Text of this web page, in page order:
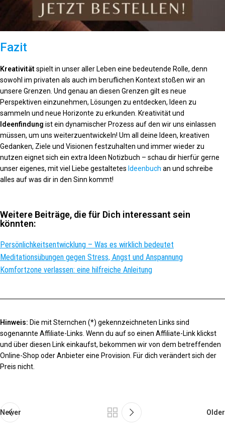
Fazit
Kreativitätspielt in unser aller Leben eine bedeutende Rolle, denn
sowohl im privaten als auch im beruflichen Kontext stoßen wir an
unsere Grenzen. Und genau an diesen Grenzen gilt es neue
Perspektiven einzunehmen, Lösungen zu entdecken, Ideen zu
sammeln und neue Horizonte zu erkunden. Kreativität und
Ideenfindung ist ein dynamischer Prozess auf den wir uns einlassen
müssen, um uns weiterzuentwickeln! Um all deine Ideen, kreativen
Gedanken, Ziele und Visionen festzuhalten und immer wieder zu
nutzen eignet sich ein extra Ideen Notizbuch – schau dir hierfür gerne
unser eigenes, mit viel Liebe gestaltetes Ideenbuch an und schreibe
alles auf was dir in den Sinn kommt!
Weitere Beiträge, die für Dich interessant sein
könnten:
Persönlichkeitsentwicklung – Was es wirklich bedeutet
Meditationsübungen gegen Stress, Angst und Anspannung
Komfortzone verlassen: eine hilfreiche Anleitung
Hinweis: Die mit Sternchen (*) gekennzeichneten Links sind
sogenannte Affiliate-Links. Wenn du auf so einen Affiliate-Link klickst
und über diesen Link einkaufst, bekommen wir von dem betreffenden
Online-Shop oder Anbieter eine Provision. Für dich verändert sich der
Preis nicht.
Newer Older